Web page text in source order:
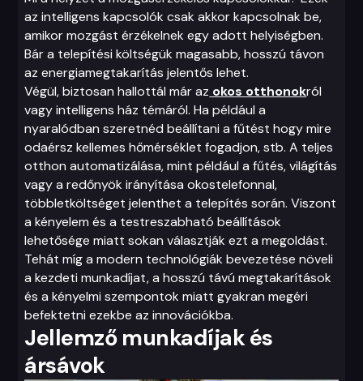
az intelligens kapcsolók csak akkor kapcsolnak be,
amikor mozgást érzékelnek egy adott helyiségben.
Bár a telepítési költségük magasabb, hosszú távon
az energiamegtakarítás jelentős lehet.
Végül, biztosan hallottál már az okos otthonokról
vagy intelligens ház témáról. Ha például a
nyaralódban szeretnéd beállítani a fűtést hogy mire
odaérsz kellemes hőmérséklet fogadjon, stb. A teljes
otthon automatizálása, mint például a fűtés, világítás
vagy a redőnyök irányítása okostelefonnal,
többletköltséget jelenthet a telepítés során. Viszont
a kényelem és a testreszabható beállítások
lehetősége miatt sokan választják ezt a megoldást.
Tehát míg a modern technológiák bevezetése növeli
a kezdeti munkadíjat, a hosszú távú megtakarítások
és a kényelmi szempontok miatt gyakran megéri
befektetni ezekbe az innovációkba.
Jellemző munkadíjak és
ársávok